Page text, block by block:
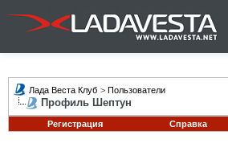
Лада Веста Клуб > Пользователи
Профиль Шептун
Регистрация Справка